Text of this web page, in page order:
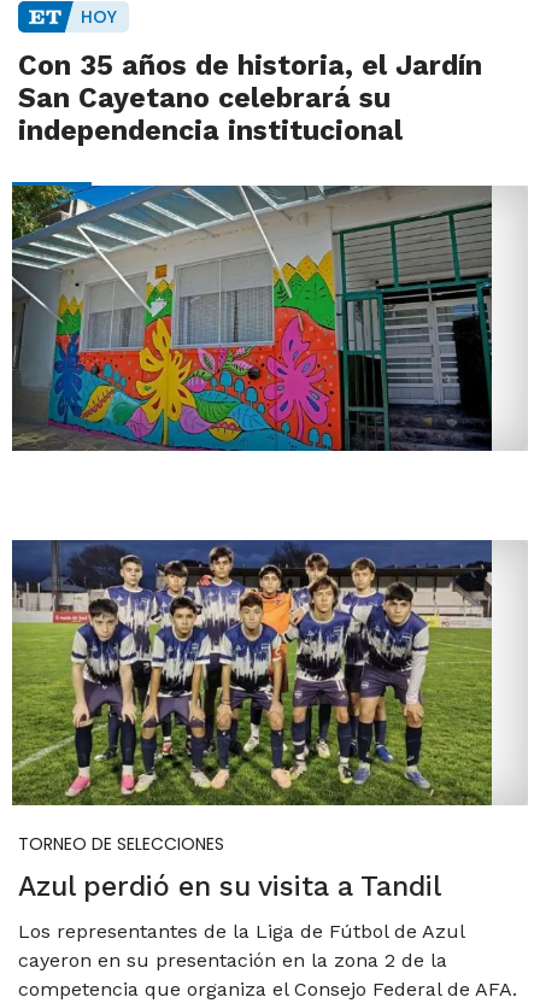
HOY
Con 35 años de historia, el Jardín
San Cayetano celebrará su
independencia institucional
TORNEO DE SELECCIONES
Azul perdió en su visita a Tandil
Los representantes de la Liga de Fútbol de Azul
cayeron en su presentación en la zona 2 de la
competencia que organiza el Consejo Federal de AFA.